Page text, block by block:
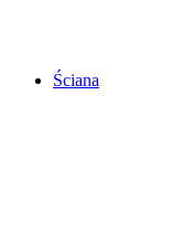
Ściana